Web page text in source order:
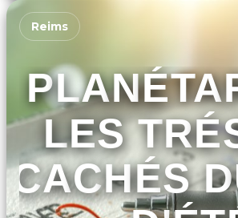
Reims
LES
CACHÉS